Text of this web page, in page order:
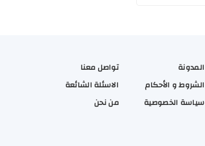
المدونة
الشروط و الأحكام
سياسة الخصوصية
تواصل معنا
الاسئلة الشائعة
من نحن